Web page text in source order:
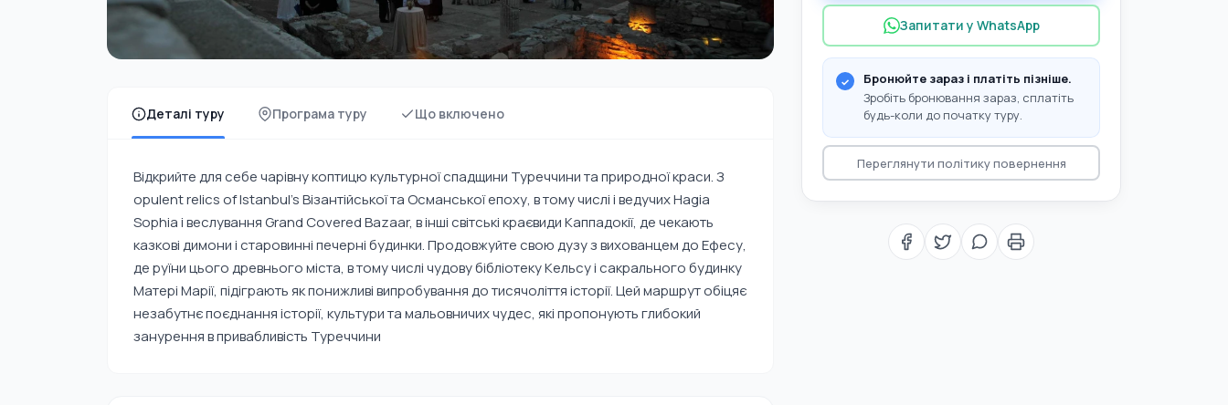
Деталі туру Програма туру Що включено
Відкрийте для себе чарівну коптицю культурної спадщини Туреччини та природної краси. З
opulent relics of Istanbul's Візантійської та Османської епоху, в тому числі і ведучих Hagia
Sophia і веслування Grand Covered Bazaar, в інші світські краєвиди Каппадокії, де чекають
казкові димони і старовинні печерні будинки. Продовжуйте свою дузу з вихованцем до Ефесу,
де руїни цього древнього міста, в тому числі чудову бібліотеку Кельсу і сакрального будинку
Матері Марії, підіграють як понижливі випробування до тисячоліття історії. Цей маршрут обіцяє
незабутнє поєднання історії, культури та мальовничих чудес, які пропонують глибокий
занурення в привабливість Туреччини
Запитати у WhatsApp
Бронюйте зараз і платіть пізніше.
Зробіть бронювання зараз, сплатіть
будь-коли до початку туру.
Переглянути політику повернення